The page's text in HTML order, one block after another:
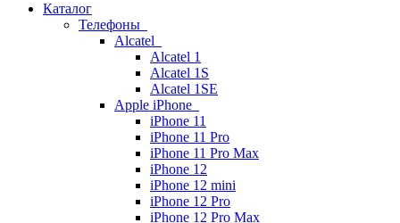
Каталог
Телефоны
Alcatel
Alcatel 1
Alcatel 1S
Alcatel 1SE
Apple iPhone
iPhone 11
iPhone 11 Pro
iPhone 11 Pro Max
iPhone 12
iPhone 12 mini
iPhone 12 Pro
iPhone 12 Pro Max